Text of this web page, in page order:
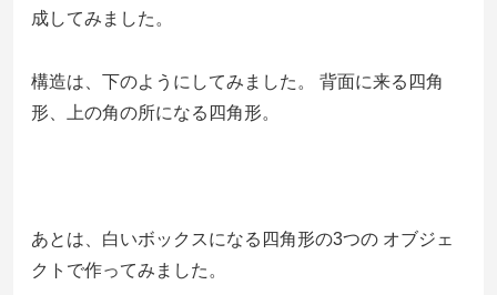
成してみました。
構造は、下のようにしてみました。 背面に来る四角
形、上の角の所になる四角形。
あとは、白いボックスになる四角形の3つの オブジェ
クトで作ってみました。